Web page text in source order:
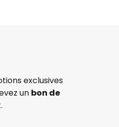
exclusives
un bon de